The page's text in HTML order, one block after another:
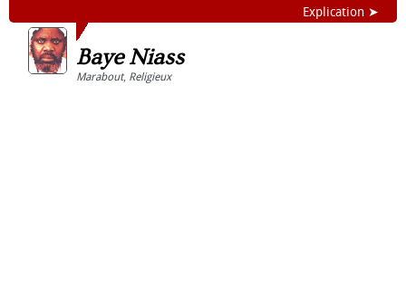
Explication ➤
Baye Niass
Marabout, Religieux